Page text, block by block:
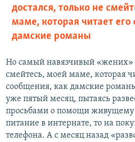
достался, только не
маме, которая читает
дамские романы
Но самый навязчивый «жених»
смейтесь, моей маме, которая
сообщения, как дамские
уже пятый месяц, пытаясь
просьбами о помощи
питание в интернате, то на
телефона. А с месяц назад